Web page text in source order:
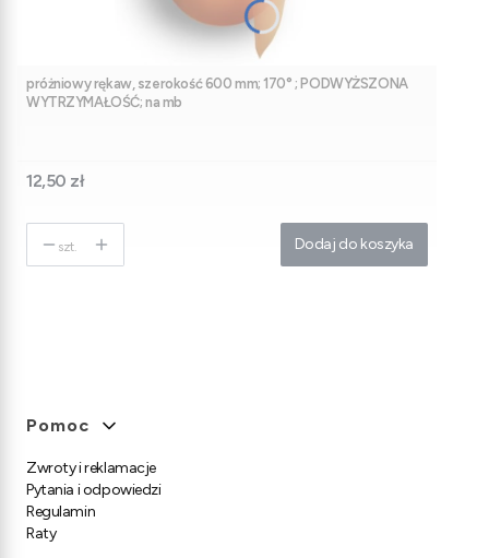
próżniowy rękaw, szerokość 600 mm; 170° ; PODWYŻSZONA
WYTRZYMAŁOŚĆ; na mb
Cena
12,50 zł
szt. Dodaj do koszyka
Linki w stopce
Pomoc
Zwroty i reklamacje
Pytania i odpowiedzi
Regulamin
Raty